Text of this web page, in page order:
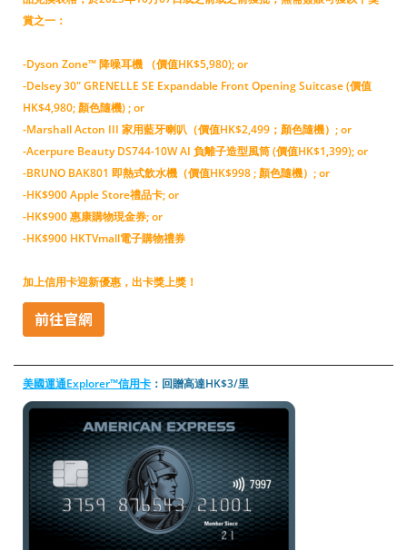
賞之一：
-Dyson Zone™ 降噪耳機 （價值HK$5,980); or
-Delsey 30" GRENELLE SE Expandable Front Opening Suitcase (價值
HK$4,980; 顏色隨機) ; or
-Marshall Acton III 家用藍牙喇叭（價值HK$2,499；顏色隨機）; or
-Acerpure Beauty DS744-10W AI 負離子造型風筒 (價值HK$1,399); or
-BRUNO BAK801 即熱式飲水機（價值HK$998 ; 顏色隨機）; or
-HK$900 Apple Store禮品卡; or
-HK$900 惠康購物現金券; or
-HK$900 HKTVmall電子購物禮券
加上信用卡迎新優惠，出卡獎上獎！
美國運通Explorer™信用卡 ：回贈高達HK$3/里